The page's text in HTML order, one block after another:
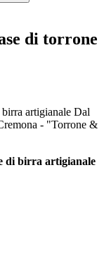
di torrone
artigianale Dal
- "Torrone &
di birra artigianale